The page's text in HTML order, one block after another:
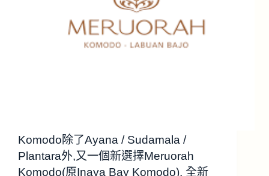
Komodo除了Ayana / Sudamala /
Plantara外,又一個新選擇Meruorah
Komodo(原Inaya Bay Komodo), 全新